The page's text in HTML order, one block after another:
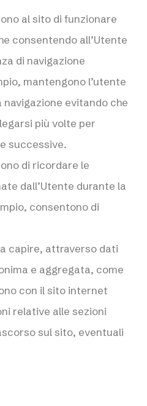
al sito di funzionare
consentendo all’Utente
di navigazione
mantengono l’utente
evitando che
più volte per
successive.
di ricordare le
dall’Utente durante la
consentono di
capire, attraverso dati
e aggregata, come
con il sito internet
relative alle sezioni
sul sito, eventuali